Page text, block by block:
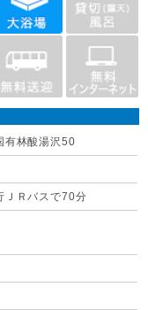
有林酸湯沢50
Ｒバスで70分